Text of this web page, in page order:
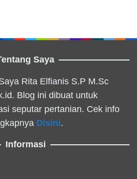
Saya
Rita Elfianis S.P M.Sc
Blog ini dibuat untuk
seputar pertanian. Cek info
Disini.
Informasi